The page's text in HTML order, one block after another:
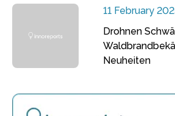
11 February
Drohnen
Neuheiten